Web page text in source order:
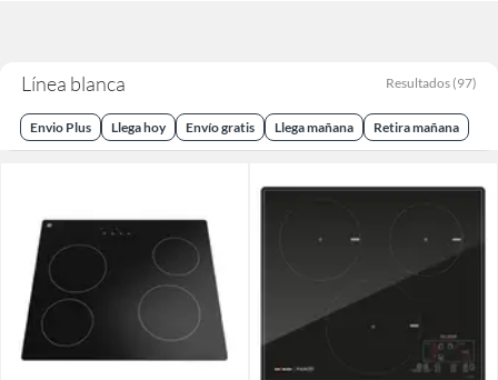
Línea blanca Resultados (97)
Envio Plus Llega hoy Envío gratis Llega mañana Retira mañana